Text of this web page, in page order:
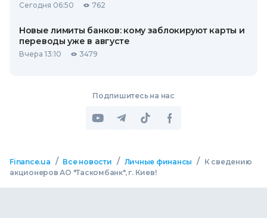
Сегодня 06:50 762
Новые лимиты банков: кому заблокируют карты и
переводы уже в августе
Вчера 13:10 3479
Подпишитесь на нас
Finance.ua / Все новости / Личные финансы /
К сведению
акционеров АО "Таскомбанк", г. Киев!